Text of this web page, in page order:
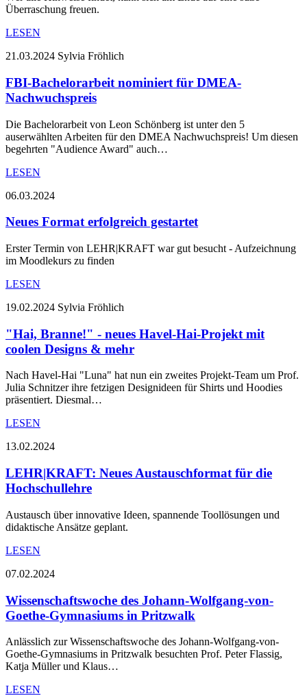
Überraschung freuen.
LESEN
21.03.2024 Sylvia Fröhlich
FBI-Bachelorarbeit nominiert für DMEA-
Nachwuchspreis
Die Bachelorarbeit von Leon Schönberg ist unter den 5
auserwählten Arbeiten für den DMEA Nachwuchspreis! Um diesen
begehrten "Audience Award" auch…
LESEN
06.03.2024
Neues Format erfolgreich gestartet
Erster Termin von LEHR|KRAFT war gut besucht - Aufzeichnung
im Moodlekurs zu finden
LESEN
19.02.2024 Sylvia Fröhlich
"Hai, Branne!" - neues Havel-Hai-Projekt mit
coolen Designs & mehr
Nach Havel-Hai "Luna" hat nun ein zweites Projekt-Team um Prof.
Julia Schnitzer ihre fetzigen Designideen für Shirts und Hoodies
präsentiert. Diesmal…
LESEN
13.02.2024
LEHR|KRAFT: Neues Austauschformat für die
Hochschullehre
Austausch über innovative Ideen, spannende Toollösungen und
didaktische Ansätze geplant.
LESEN
07.02.2024
Wissenschaftswoche des Johann-Wolfgang-von-
Goethe-Gymnasiums in Pritzwalk
​​​​​Anlässlich zur Wissenschaftswoche des Johann-Wolfgang-von-
Goethe-Gymnasiums in Pritzwalk besuchten Prof. Peter Flassig,
Katja Müller und Klaus…
LESEN